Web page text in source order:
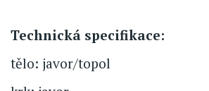
Technická specifikace:
tělo: javor/topol